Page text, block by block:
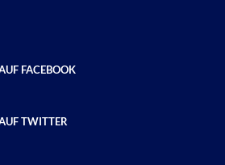
FACEBOOK
TWITTER